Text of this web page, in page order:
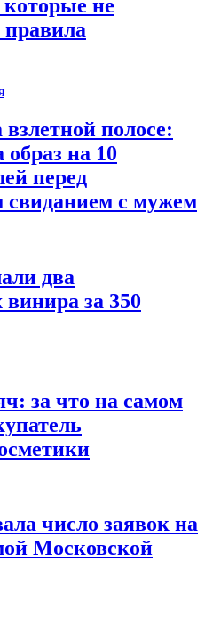
которые не
полосе:
на 10
перед
свиданием с мужем
два
за 350
за что на самом
число заявок на
Московской